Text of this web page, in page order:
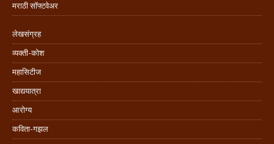
मराठी सॉफ्टवेअर
लेखसंग्रह
व्यक्ती-कोश
महासिटीज
खाद्ययात्रा
आरोग्य
कविता-गझल